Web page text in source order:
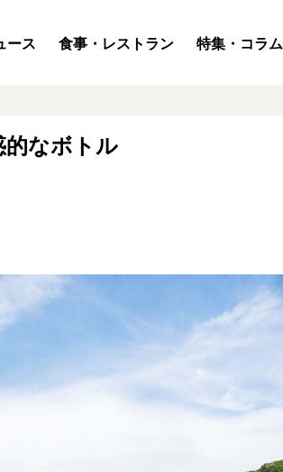
ース 食事・レストラン 特集・コラム
的なボトル